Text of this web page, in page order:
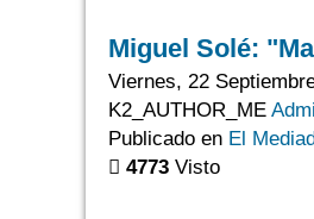
Miguel Solé:
Viernes, 22
K2_AUTHOR_ME
Publicado en El
4773 Visto